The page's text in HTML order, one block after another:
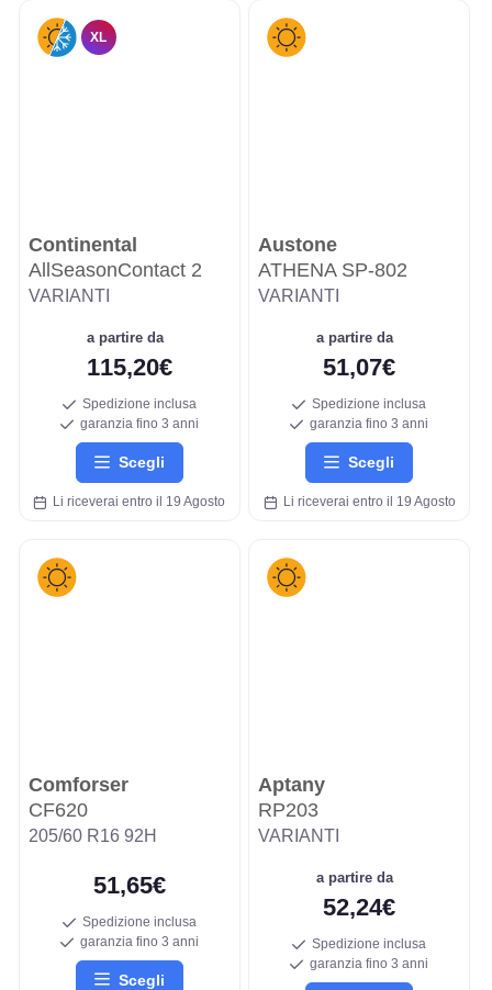
XL
Continental
AllSeasonContact 2
VARIANTI
a partire da
115,20€
Spedizione inclusa
garanzia fino 3 anni
Scegli
Li riceverai entro il 19 Agosto
Austone
ATHENA SP-802
VARIANTI
a partire da
51,07€
Spedizione inclusa
garanzia fino 3 anni
Scegli
Li riceverai entro il 19 Agosto
Comforser
CF620
205/60 R16 92H
51,65€
Spedizione inclusa
garanzia fino 3 anni
Scegli
Aptany
RP203
VARIANTI
a partire da
52,24€
Spedizione inclusa
garanzia fino 3 anni